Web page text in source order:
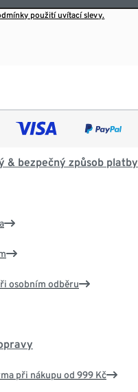
použití uvítací slevy.
& bezpečný způsob platby
osobním odběru
při nákupu od 999 Kč